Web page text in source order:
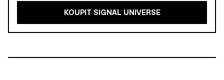
KOUPIT SIGNAL UNIVERSE